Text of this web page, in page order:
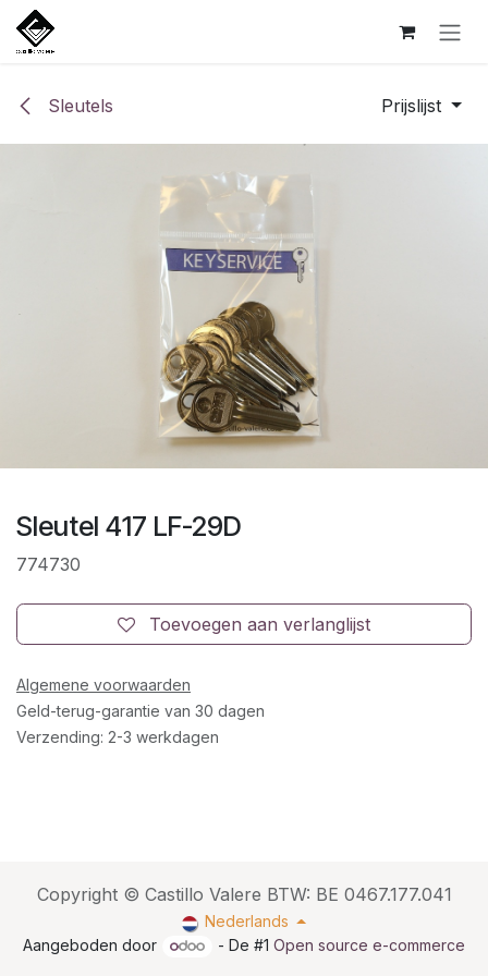
Overslaan naar inhoud
Sleutels Prijslijst
Sleutel 417 LF-29D
774730
Toevoegen aan verlanglijst
Algemene voorwaarden
Geld-terug-garantie van 30 dagen
Verzending: 2-3 werkdagen
Copyright © Castillo Valere BTW: BE 0467.177.041
Nederlands
Aangeboden door
- De #1Open source e-commerce